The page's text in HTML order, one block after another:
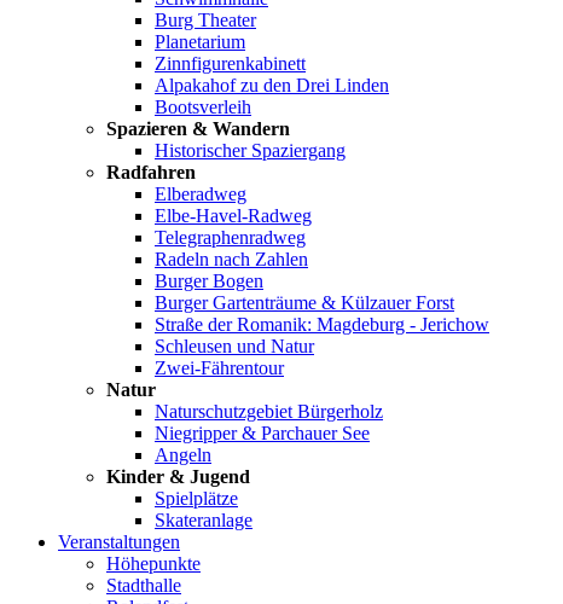
Burg Theater
Planetarium
Zinnfigurenkabinett
Alpakahof zu den Drei Linden
Bootsverleih
Spazieren & Wandern
Historischer Spaziergang
Radfahren
Elberadweg
Elbe-Havel-Radweg
Telegraphenradweg
Radeln nach Zahlen
Burger Bogen
Burger Gartenträume & Külzauer Forst
Straße der Romanik: Magdeburg - Jerichow
Schleusen und Natur
Zwei-Fährentour
Natur
Naturschutzgebiet Bürgerholz
Niegripper & Parchauer See
Angeln
Kinder & Jugend
Spielplätze
Skateranlage
Veranstaltungen
Höhepunkte
Stadthalle